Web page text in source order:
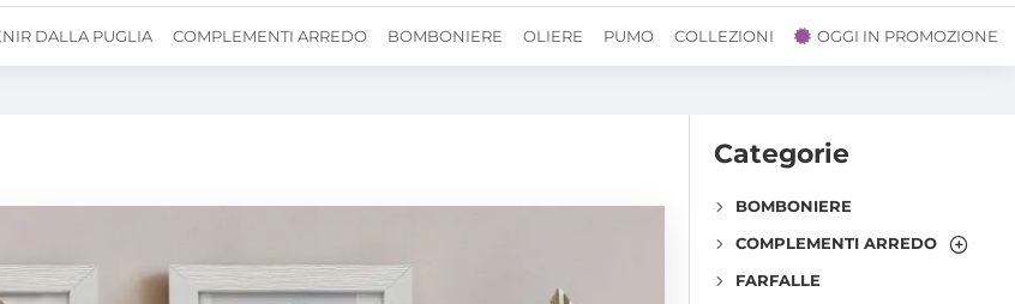
DALLA PUGLIA COMPLEMENTI ARREDO BOMBONIERE OLIERE PUMO COLLEZIONI OGGI IN PROMOZIONE
Categorie
BOMBONIERE
COMPLEMENTI ARREDO
FARFALLE